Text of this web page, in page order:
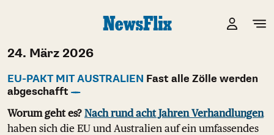
24. März 2026
EU-PAKT MIT AUSTRALIEN Fast alle Zölle werden
abgeschafft
Worum geht es? Nach rund acht Jahren Verhandlungen
haben sich die EU und Australien auf ein umfassendes